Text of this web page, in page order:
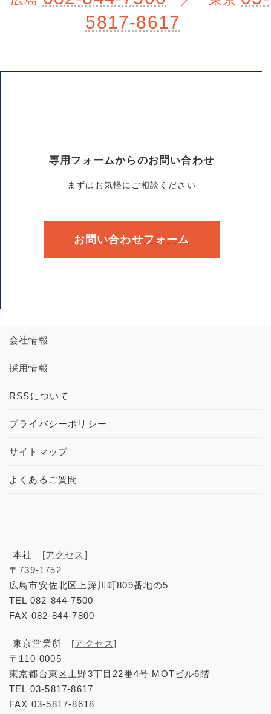
5817-8617
専用フォームからのお問い合わせ
まずはお気軽にご相談ください
お問い合わせフォーム
会社情報
採用情報
RSSについて
プライバシーポリシー
サイトマップ
よくあるご質問
本社 [アクセス]
〒739-1752
広島市安佐北区上深川町809番地の5
TEL 082-844-7500
FAX 082-844-7800
東京営業所 [アクセス]
〒110-0005
東京都台東区上野3丁目22番4号 MOTビル6階
TEL 03-5817-8617
FAX 03-5817-8618